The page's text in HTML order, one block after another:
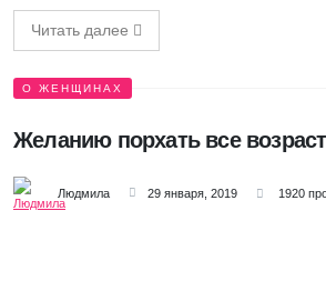
Читать далее
О ЖЕНЩИНАХ
Желанию порхать все
Людмила 29 января, 2019 1920